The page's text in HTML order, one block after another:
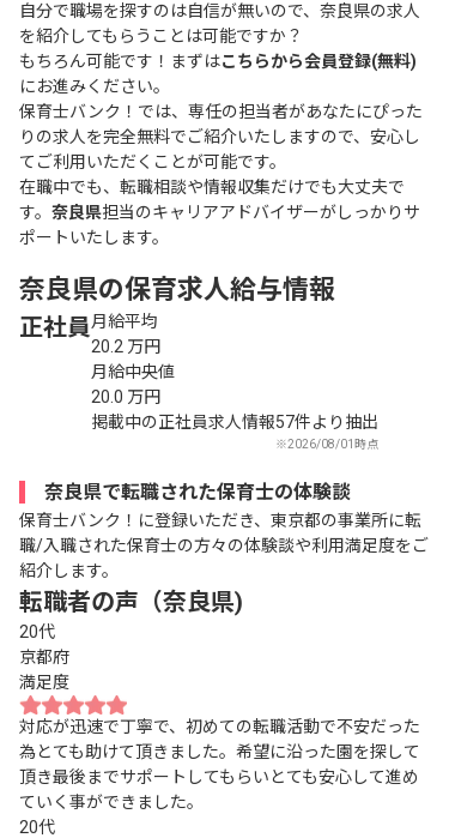
自分で職場を探すのは自信が無いので、奈良県の求人
を紹介してもらうことは可能ですか？
もちろん可能です！まずはこちらから会員登録(無料)
にお進みください。
保育士バンク！では、専任の担当者があなたにぴった
りの求人を完全無料でご紹介いたしますので、安心し
てご利用いただくことが可能です。
在職中でも、転職相談や情報収集だけでも大丈夫で
す。 奈良県担当のキャリアアドバイザーがしっかりサ
ポートいたします。
奈良県の保育求人給与情報
正社員月給平均
20.2 万円
月給中央値
20.0 万円
掲載中の正社員求人情報57件より抽出
※2026/08/01時点
奈良県で転職された保育士の体験談
保育士バンク！に登録いただき、東京都の事業所に転
職/入職された保育士の方々の体験談や利用満足度をご
紹介します。
転職者の声（奈良県)
20代
京都府
満足度
対応が迅速で丁寧で、初めての転職活動で不安だった
為とても助けて頂きました。希望に沿った園を探して
頂き最後までサポートしてもらいとても安心して進め
ていく事ができました。
20代